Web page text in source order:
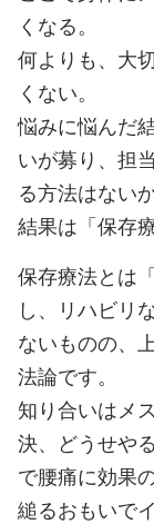
くなる。
何よりも、大
くない。
悩みに悩んだ
いが募り、担
る方法はない
結果は「保存
保存療法とは
し、リハビリ
ないものの、
法論です。
知り合いはメ
決、どうせや
で腰痛に効果
縋るおもいで